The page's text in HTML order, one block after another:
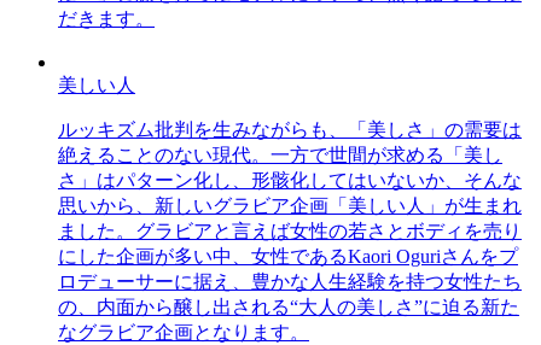
だきます。
美しい人
ルッキズム批判を生みながらも、「美しさ」の需要は
絶えることのない現代。一方で世間が求める「美し
さ」はパターン化し、形骸化してはいないか、そんな
思いから、新しいグラビア企画「美しい人」が生まれ
ました。グラビアと言えば女性の若さとボディを売り
にした企画が多い中、女性であるKaori Oguriさんをプ
ロデューサーに据え、豊かな人生経験を持つ女性たち
の、内面から醸し出される“大人の美しさ”に迫る新た
なグラビア企画となります。